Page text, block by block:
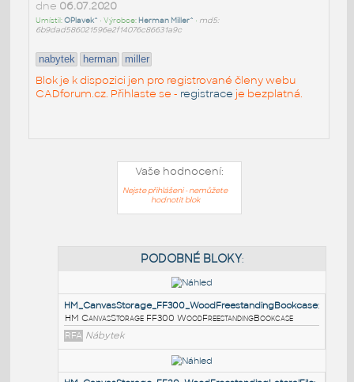
dne 06.07.2020
Umístil:OPlavek^ • Výrobce: Herman Miller^ • md5:
6b9dad586021596e2f14076c86631a9c
nabytek herman miller
Blok je k dispozici jen pro registrované členy webu
CADforum.cz. Přihlaste se - registrace je bezplatná.
Vaše hodnocení:
Nejste přihlášeni - nemůžete
hodnotit blok